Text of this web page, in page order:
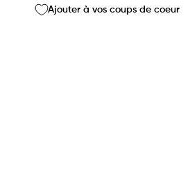
Ajouter à vos coups de coeur